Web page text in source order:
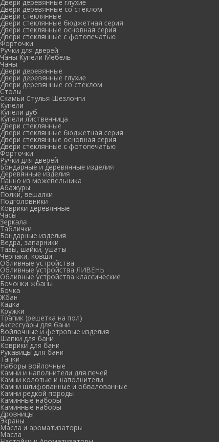
Двери деревянные глухие
Двери деревянные со стеклом
Двери стеклянные
Двери стеклянные бюджетная серия
Двери стеклянные основная серия
Двери стеклянные с фотопечатью
Форточки
Ручки для дверей
Чаны Купели Мебель
Чаны
Двери деревянные
Двери деревянные глухие
Двери деревянные со стеклом
Столы
Скамьи Стулья Шезлонги
Купели
Купели дуб
Купели лиственница
Двери стеклянные
Двери стеклянные бюджетная серия
Двери стеклянные основная серия
Двери стеклянные с фотопечатью
Форточки
Ручки для дверей
Бондарные и деревянные изделия
Деревянные изделия
Панно из можевельника
Абажуры
Полки, вешалки
Подголовники
Коврики деревянные
Часы
Зеркала
Таблички
Бондарные изделия
Ведра, запарники
Тазы, шайки, ушаты
Черпаки, ковши
Обливные устройства
Обливные устройства ЛИВЕНЬ
Обливные устройства классические
Бочонки жбаны
Бочка
Жбан
Кадка
Кружки
Трапик (решетка на пол)
Аксессуары для бани
Войлочные и фетровые изделия
Шапки для бани
Коврики для бани
Рукавицы для бани
Тапки
Наборы войлочные
Камни и наполнители для печей
Камни колотые и наполнители
Камни шлифованные и обвалованные
Камни редкой породы
Каминные наборы
Каминные наборы
Дровницы
Экраны
Масла и ароматизаторы
Масла